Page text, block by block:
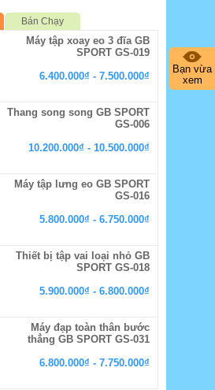
Bán Chạy
Máy tập xoay eo 3 đĩa GB
SPORT GS-019
6.400.000₫ - 7.500.000₫
Thang song song GB SPORT
GS-006
10.200.000₫ - 10.500.000₫
Máy tập lưng eo GB SPORT
GS-016
5.800.000₫ - 6.750.000₫
Thiết bị tập vai loại nhỏ GB
SPORT GS-018
5.900.000₫ - 6.800.000₫
Máy đạp toàn thân bước
thẳng GB SPORT GS-031
6.800.000₫ - 7.750.000₫
Bạn vừa
xem